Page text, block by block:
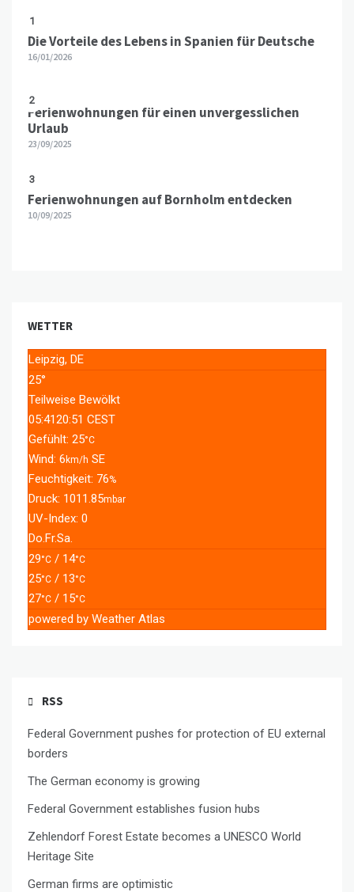
1
Die Vorteile des Lebens in Spanien für Deutsche
16/01/2026
2
Ferienwohnungen für einen unvergesslichen
Urlaub
23/09/2025
3
Ferienwohnungen auf Bornholm entdecken
10/09/2025
WETTER
Leipzig, DE
25°
Teilweise Bewölkt
05:4120:51 CEST
Gefühlt: 25°C
Wind: 6 km/h SE
Feuchtigkeit: 76%
Druck: 1011.85mbar
UV-Index: 0
Do.Fr.Sa.
29°C / 14°C
25°C / 13°C
27°C / 15°C
powered by Weather Atlas
RSS
Federal Government pushes for protection of EU external
borders
The German economy is growing
Federal Government establishes fusion hubs
Zehlendorf Forest Estate becomes a UNESCO World
Heritage Site
German firms are optimistic